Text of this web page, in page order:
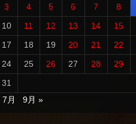
3
4 5 6 7 8
10
11 12 13 14 15
17
18 19 20 21 22
24
25 26 27 28 29
31
7月
9月 »